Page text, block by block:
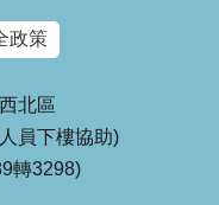
政策
北區
員下樓協助)
轉3298)